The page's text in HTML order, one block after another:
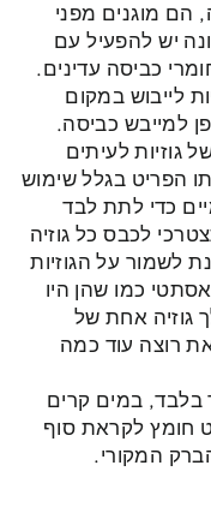
הם מוגנים מפני
יש להפעיל עם
כביסה עדינים.
לייבוש במקום
למייבש כביסה.
גוזיות לעיתים
הפריט בגלל שימוש
כדי לתת לבד
לכבס כל גוזיה
לשמור על הגוזיות
כמו שהן היו
גוזיה אחת של
רוצה עוד כמה
בלבד, במים קרים
חומץ לקראת סוף
המקורי.